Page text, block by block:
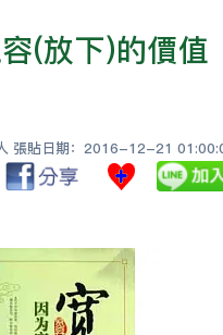
(放下)的價值
張貼日期：2016-12-21